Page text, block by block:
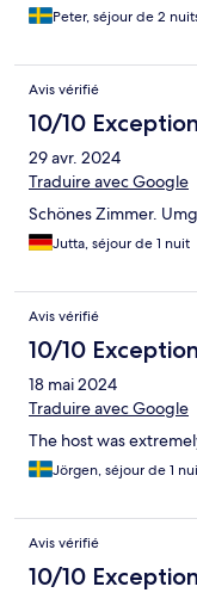
Peter, séjour de 2
Avis vérifié
10/10
29 avr. 2024
Traduire avec Google
Schönes Zimmer.
Jutta, séjour de 1 nuit
Avis vérifié
10/10
18 mai 2024
Traduire avec Google
The host was
Jörgen, séjour de 1
Avis vérifié
10/10